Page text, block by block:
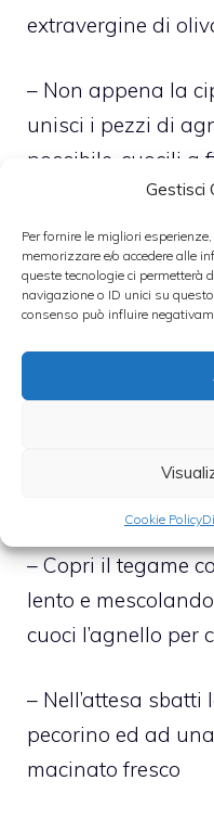
Gestisci
Per fornire le migliori
memorizzare e/o accedere alle
queste tecnologie ci permetterà
navigazione o ID unici su
consenso può influire
Cookie Policy
extravergine di
– Non appena la
unisci i pezzi di
possibile, cuocili a
circa 10 minuti per
– Regola, a questo
non appena il
saporito, sfumalo
lascerai evaporare
– Unisci
piselli e circa 2
– Copri il tegame
lento e
cuoci l’agnello per
– Nell’attesa sbatti
pecorino ed ad
macinato fresco